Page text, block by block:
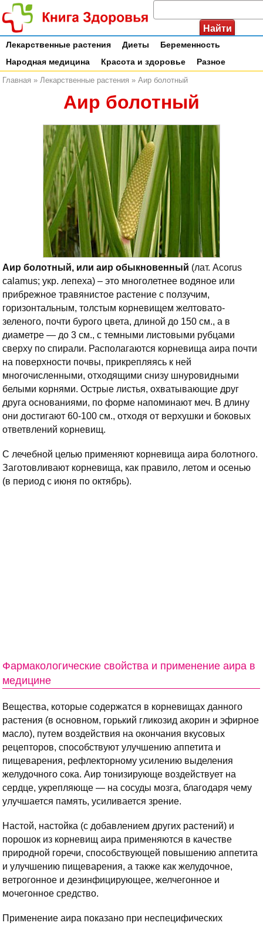
Лекарственные растения Диеты
Беременность
Народная медицина
Красота и здоровье Разное
Главная » Лекарственные растения » Аир болотный
Аир болотный
Аир болотный, или аир обыкновенный (лат. Acorus
calamus; укр. лепеха) – это многолетнее водяное или
прибрежное травянистое растение с ползучим,
горизонтальным, толстым корневищем желтовато-
зеленого, почти бурого цвета, длиной до 150 см., а в
диаметре — до 3 см., с темными листовыми рубцами
сверху по спирали. Располагаются корневища аира почти
на поверхности почвы, прикрепляясь к ней
многочисленными, отходящими снизу шнуровидными
белыми корнями. Острые листья, охватывающие друг
друга основаниями, по форме напоминают меч. В длину
они достигают 60-100 см., отходя от верхушки и боковых
ответвлений корневищ.
С лечебной целью применяют корневища аира болотного.
Заготовливают корневища, как правило, летом и осенью
(в период с июня по октябрь).
Фармакологические свойства и применение аира в
медицине
Вещества, которые содержатся в корневищах данного
растения (в основном, горький гликозид акорин и эфирное
масло), путем воздействия на окончания вкусовых
рецепторов, способствуют улучшению аппетита и
пищеварения, рефлекторному усилению выделения
желудочного сока. Аир тонизирующе воздействует на
сердце, укрепляюще — на сосуды мозга, благодаря чему
улучшается память, усиливается зрение.
Настой, настойка (с добавлением других растений) и
порошок из корневищ аира применяются в качестве
природной горечи, способствующей повышению аппетита
и улучшению пищеварения, а также как желудочное,
ветрогонное и дезинфицирующее, желчегонное и
мочегонное средство.
Применение аира показано при неспецифических